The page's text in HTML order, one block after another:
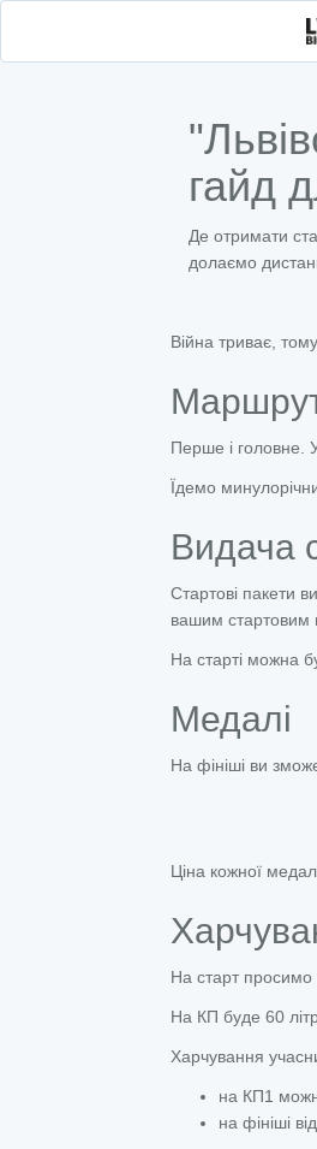
гайд
Де отримати
долаємо
Війна триває,
Перше і головне.
Їдемо
Видача
Стартові пакети
вашим стартовим
На старті можна
Медалі
На фініші ви
Ціна кожної
На старт просимо
На КП буде 60
Харчування
на КП1
на фініші